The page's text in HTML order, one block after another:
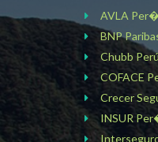
AVLA Per�
BNP
Chubb
COFACE
Crecer
INSUR